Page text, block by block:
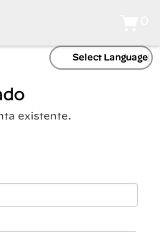
Select Language
existente.